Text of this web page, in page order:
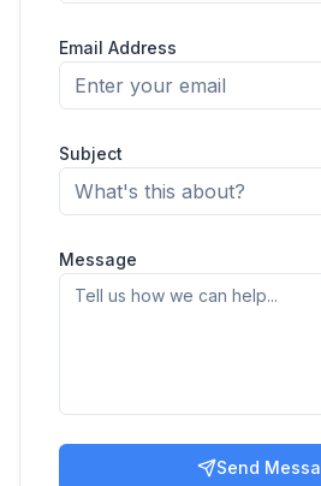
Email Address
Subject
Message
Send